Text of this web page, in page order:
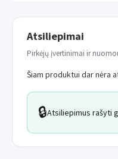
Atsiliepimai
Pirkėjų įvertinimai ir
Šiam produktui dar nėra
🔒Atsiliepimus rašyti